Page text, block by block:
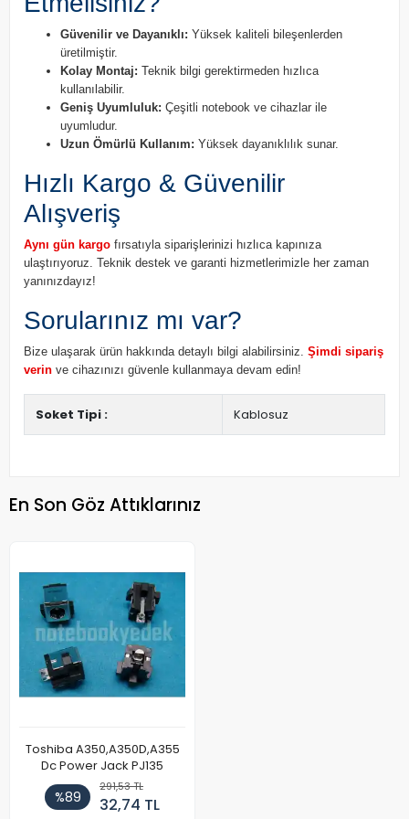
Güvenilir ve Dayanıklı: Yüksek kaliteli bileşenlerden
üretilmiştir.
Kolay Montaj: Teknik bilgi gerektirmeden hızlıca
kullanılabilir.
Geniş Uyumluluk: Çeşitli notebook ve cihazlar ile
uyumludur.
Uzun Ömürlü Kullanım: Yüksek dayanıklılık sunar.
Hızlı Kargo & Güvenilir
Alışveriş
Aynı gün kargo fırsatıyla siparişlerinizi hızlıca kapınıza
ulaştırıyoruz. Teknik destek ve garanti hizmetlerimizle her zaman
yanınızdayız!
Sorularınız mı var?
Bize ulaşarak ürün hakkında detaylı bilgi alabilirsiniz. Şimdi sipariş
verin ve cihazınızı güvenle kullanmaya devam edin!
Soket Tipi : Kablosuz
En Son Göz Attıklarınız
Toshiba A350,A350D,A355
Dc Power Jack PJ135
%89
291,53 TL
32,74 TL